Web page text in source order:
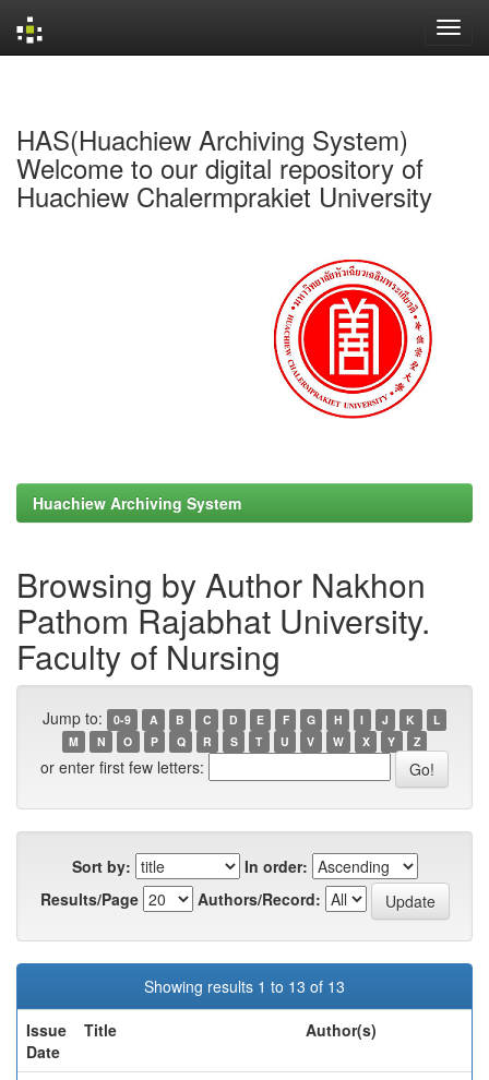
HAS(Huachiew Archiving System)
Welcome to our digital repository of
Huachiew Chalermprakiet University
Huachiew Archiving System
Browsing by Author Nakhon
Pathom Rajabhat University.
Faculty of Nursing
Jump to: 0-9 A B C D E F G H I J K
L
M
N O P Q R S T U V W X Y Z
or enter first few letters:
Sort by:
In order:
Results/Page
Authors/Record:
Showing results 1 to 13 of 13
Issue
Date
Title Author(s)